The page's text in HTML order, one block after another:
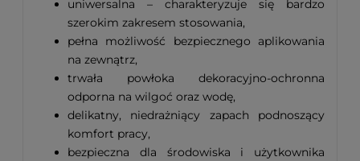
uniwersalna – charakteryzuje się bardzo
szerokim zakresem stosowania,
pełna możliwość bezpiecznego aplikowania
na zewnątrz,
trwała powłoka dekoracyjno-ochronna
odporna na wilgoć oraz wodę,
delikatny, niedrażniący zapach podnoszący
komfort pracy,
bezpieczna dla środowiska i użytkownika